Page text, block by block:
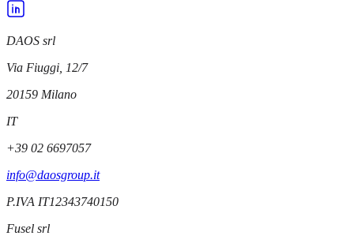
DAOS srl
Via Fiuggi, 12/7
20159 Milano
IT
+39 02 6697057
info@daosgroup.it
P.IVA IT12343740150
Fusel srl